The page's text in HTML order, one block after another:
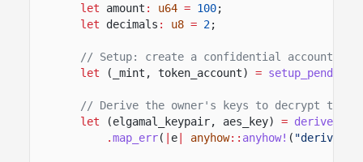
let
amount : u64 = 100;
let
decimals : u8 = 2;
// Setup: create a confidential account
let
(_mint, token_account) =
// Derive the owner's keys to decrypt the
let
(elgamal_keypair, aes_key) =
.map_err( e anyhow:: anyhow! ( "derive